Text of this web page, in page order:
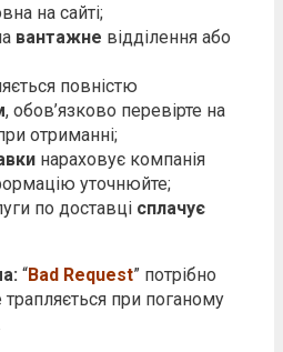
на сайті;
вантажне відділення або
повністю
, обов’язково перевірте на
отриманні;
нараховує компанія
уточнюйте;
по доставці сплачує
“Bad Request” потрібно
при поганому